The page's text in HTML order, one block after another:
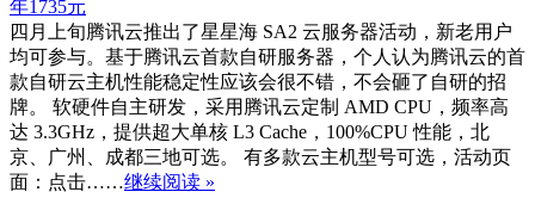
四月上旬腾讯云推出了星星海 SA2 云服务器活动，新老用户
均可参与。基于腾讯云首款自研服务器，个人认为腾讯云的首
款自研云主机性能稳定性应该会很不错，不会砸了自研的招
牌。 软硬件自主研发，采用腾讯云定制 AMD CPU，频率高
达 3.3GHz，提供超大单核 L3 Cache，100%CPU 性能，北
京、广州、成都三地可选。 有多款云主机型号可选，活动页
面：点击……继续阅读 »